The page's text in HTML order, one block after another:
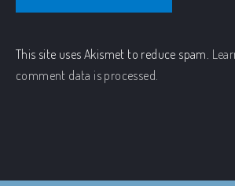
This site uses Akismet to reduce spam.
comment data is processed.